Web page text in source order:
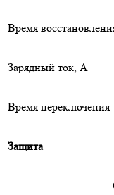
Время
Зарядный ток, А
Время переключения
Защита